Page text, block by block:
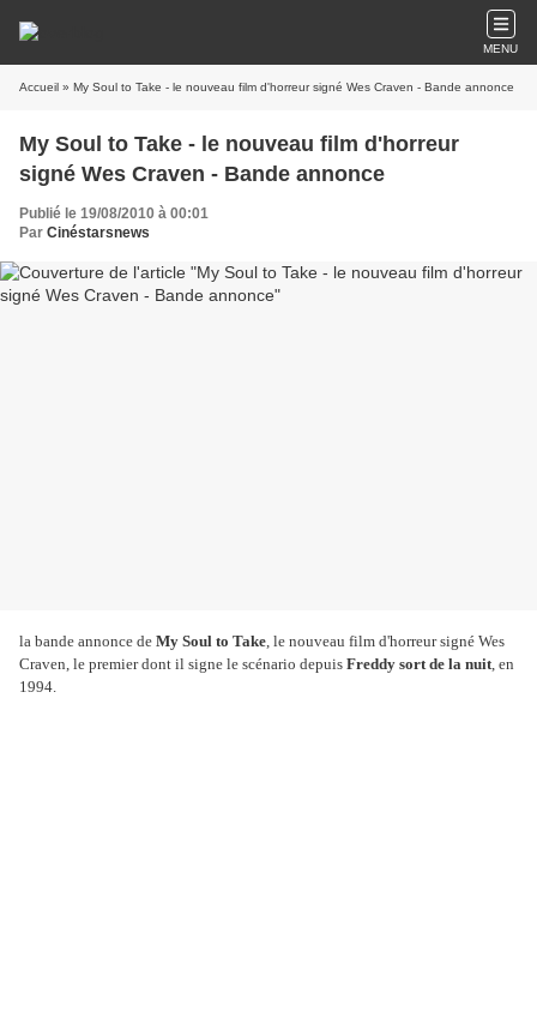
MENU
Accueil » My Soul to Take - le nouveau film d'horreur signé Wes Craven - Bande annonce
My Soul to Take - le nouveau film d'horreur
signé Wes Craven - Bande annonce
Publié le 19/08/2010 à 00:01
Par Cinéstarsnews
la bande annonce de My Soul to Take, le nouveau film d'horreur signé Wes
Craven, le premier dont il signe le scénario depuis Freddy sort de la nuit, en
1994.